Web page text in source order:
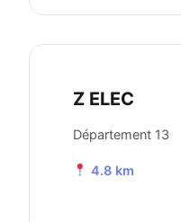
Z ELEC
Département 13
4.8 km